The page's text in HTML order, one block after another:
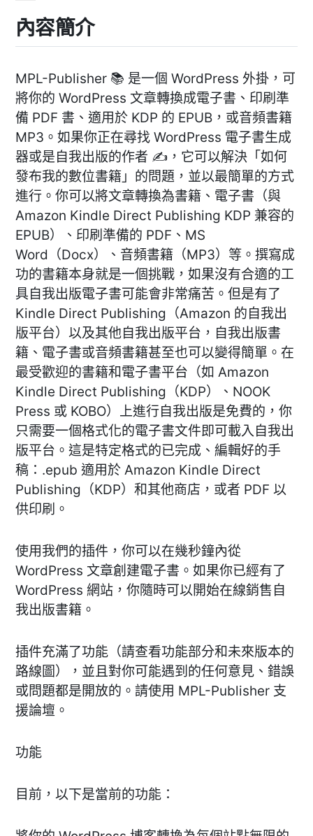
內容簡介
MPL-Publisher 📚 是一個 WordPress 外掛，可
將你的 WordPress 文章轉換成電子書、印刷準
備 PDF 書、適用於 KDP 的 EPUB，或音頻書籍
MP3。如果你正在尋找 WordPress 電子書生成
器或是自我出版的作者 ✍️，它可以解決「如何
發布我的數位書籍」的問題，並以最簡單的方式
進行。你可以將文章轉換為書籍、電子書（與
Amazon Kindle Direct Publishing KDP 兼容的
EPUB）、印刷準備的 PDF、MS
Word（Docx）、音頻書籍（MP3）等。撰寫成
功的書籍本身就是一個挑戰，如果沒有合適的工
具自我出版電子書可能會非常痛苦。但是有了
Kindle Direct Publishing（Amazon 的自我出
版平台）以及其他自我出版平台，自我出版書
籍、電子書或音頻書籍甚至也可以變得簡單。在
最受歡迎的書籍和電子書平台（如 Amazon
Kindle Direct Publishing（KDP）、NOOK
Press 或 KOBO）上進行自我出版是免費的，你
只需要一個格式化的電子書文件即可載入自我出
版平台。這是特定格式的已完成、編輯好的手
稿：.epub 適用於 Amazon Kindle Direct
Publishing（KDP）和其他商店，或者 PDF 以
供印刷。
使用我們的插件，你可以在幾秒鐘內從
WordPress 文章創建電子書。如果你已經有了
WordPress 網站，你隨時可以開始在線銷售自
我出版書籍。
插件充滿了功能（請查看功能部分和未來版本的
路線圖），並且對你可能遇到的任何意見、錯誤
或問題都是開放的。請使用 MPL-Publisher 支
援論壇。
功能
目前，以下是當前的功能：